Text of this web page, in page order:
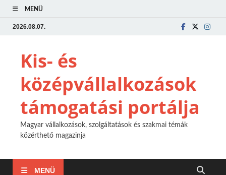
MENÜ
2026.08.07.
Kis- és
középvállalkozások
támogatási portálja
Magyar vállalkozások, szolgáltatások és szakmai témák
közérthető magazinja
MENÜ